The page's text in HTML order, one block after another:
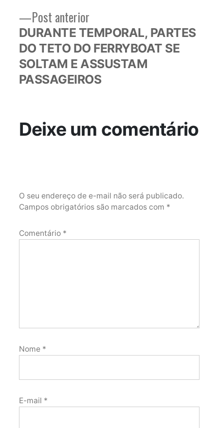
Post anteriorPost
anterior:
DURANTE TEMPORAL, PARTES
DO TETO DO FERRYBOAT SE
SOLTAM E ASSUSTAM
PASSAGEIROS
Deixe um comentário
O seu endereço de e-mail não será publicado.
Campos obrigatórios são marcados com *
Comentário *
Nome *
E-mail *